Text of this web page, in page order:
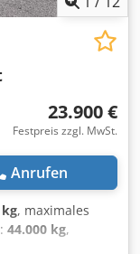
23.900 €
Festpreis zzgl. MwSt.
Anrufen
kg, maximales
44.000 kg,